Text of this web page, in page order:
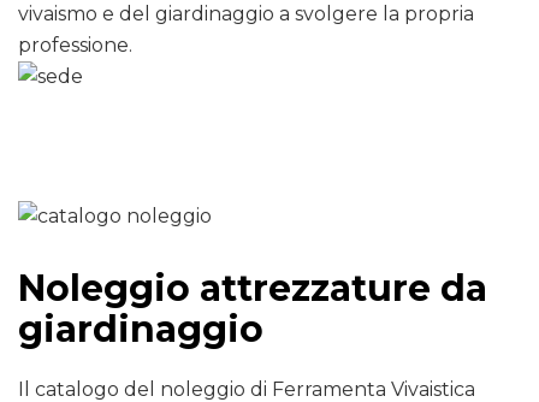
vivaismo e del giardinaggio a svolgere la propria
professione.
Noleggio attrezzature da
giardinaggio
Il catalogo del noleggio di Ferramenta Vivaistica